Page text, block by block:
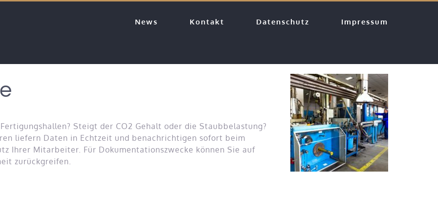
News Kontakt Datenschutz Impressum
Steigt der CO2 Gehalt oder die Staubbelastung?
liefern Daten in Echtzeit und benachrichtigen sofort beim
Ihrer Mitarbeiter. Für Dokumentationszwecke können Sie auf
zurückgreifen.